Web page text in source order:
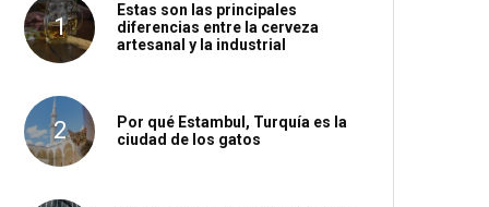
Estas son las principales
diferencias entre la cerveza
artesanal y la industrial
Por qué Estambul, Turquía es la
ciudad de los gatos